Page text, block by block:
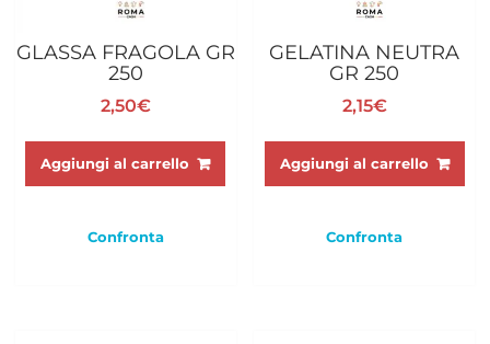
GLASSA FRAGOLA GR
250
2,50€
Aggiungi al carrello
Confronta
GELATINA NEUTRA
GR 250
2,15€
Aggiungi al carrello
Confronta